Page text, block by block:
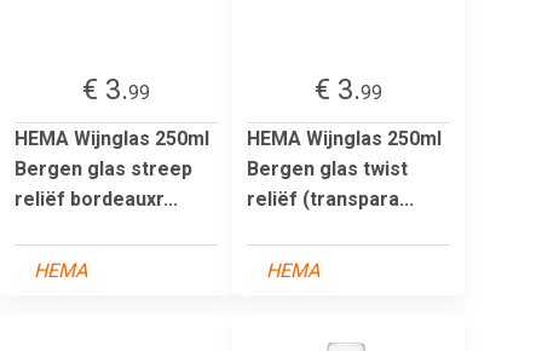
€ 3.99
HEMA Wijnglas 250ml
Bergen glas streep
reliëf bordeauxr...
HEMA
€ 3.99
HEMA Wijnglas 250ml
Bergen glas twist
reliëf (transpara...
HEMA